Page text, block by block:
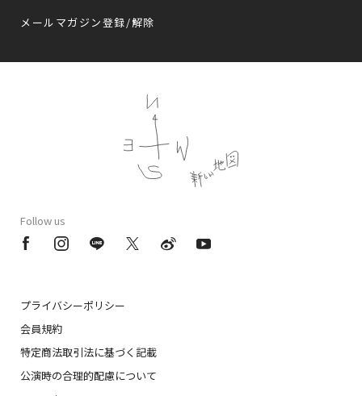
メールマガジン登録/解除
Follow us
プライバシーポリシー
会員規約
特定商法取引法に基づく記載
公演時の合理的配慮について